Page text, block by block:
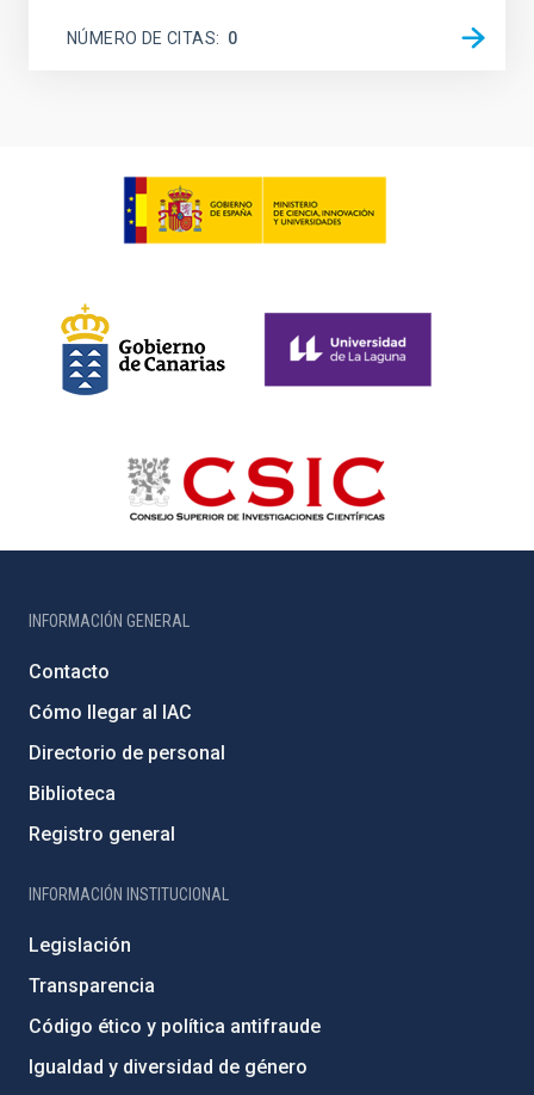
NÚMERO DE CITAS 0
INFORMACIÓN GENERAL
Contacto
Cómo llegar al IAC
Directorio de personal
Biblioteca
Registro general
INFORMACIÓN INSTITUCIONAL
Legislación
Transparencia
Código ético y política antifraude
Igualdad y diversidad de género